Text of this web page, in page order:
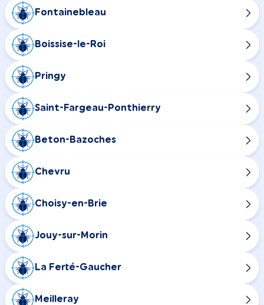
Fontainebleau
Boissise-le-Roi
Pringy
Saint-Fargeau-Ponthierry
Beton-Bazoches
Chevru
Choisy-en-Brie
Jouy-sur-Morin
La Ferté-Gaucher
Meilleray